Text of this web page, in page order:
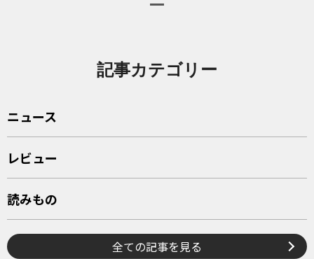
記事カテゴリー
ニュース
レビュー
読みもの
全ての記事を見る